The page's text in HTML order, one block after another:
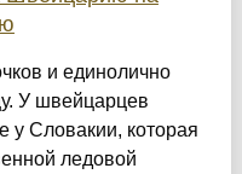
и единолично
У швейцарцев
у Словакии, которая
ледовой